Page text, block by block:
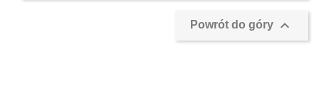
Powrót do góry 